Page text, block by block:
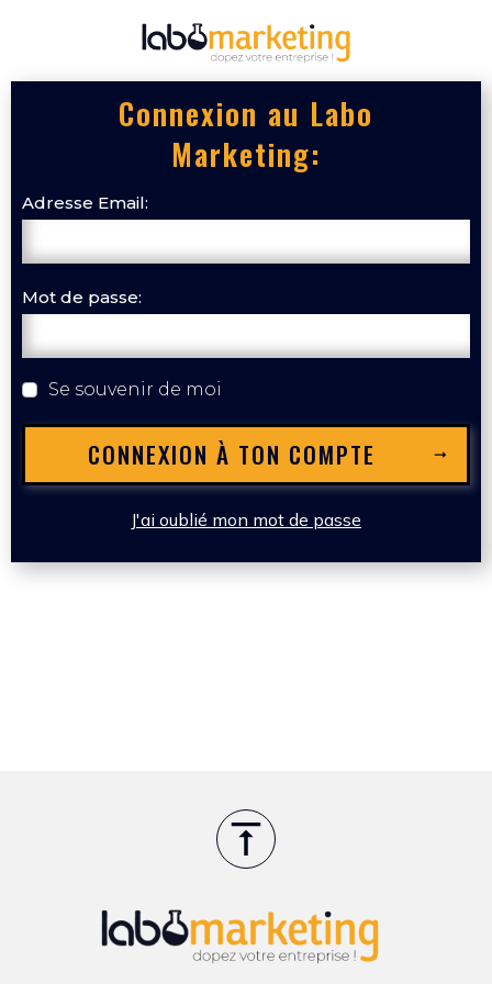
Connexion au Labo
Marketing:
Adresse Email:
Mot de passe:
Se souvenir de moi
CONNEXION À TON COMPTE
J'ai oublié mon mot de passe